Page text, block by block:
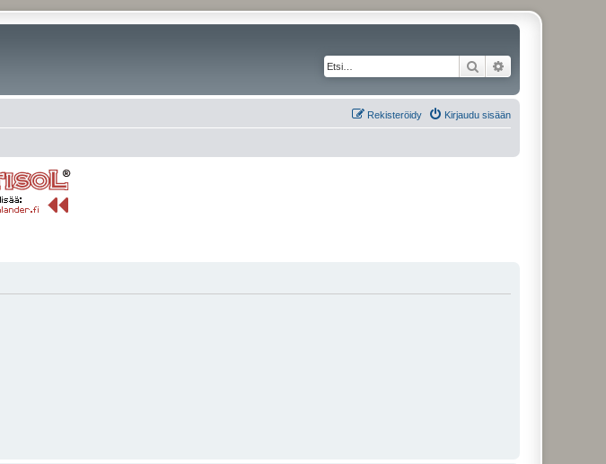
Etsi
Kirjaudu sisään
Rekisteröidy